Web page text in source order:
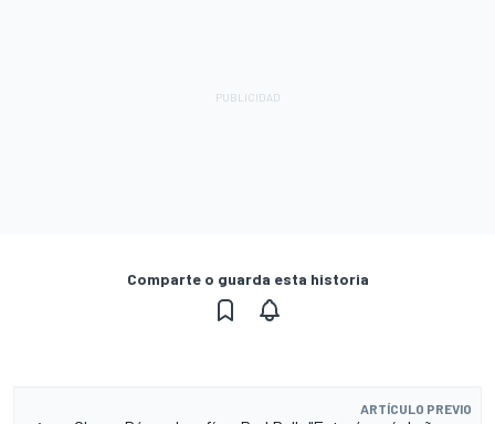
Comparte o guarda esta historia
ARTÍCULO PREVIO